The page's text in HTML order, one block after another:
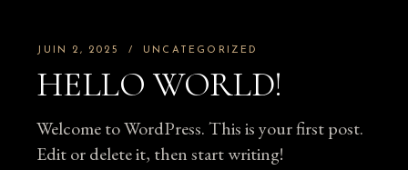
JUIN 2, 2025 UNCATEGORIZED
HELLO WORLD!
Welcome to WordPress. This is your first post.
Edit or delete it, then start writing!